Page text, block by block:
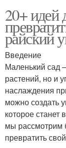
20+ идей
райский
Введение
Маленький сад
растений, но и
наслаждения
можно создать
которое
мы рассмотрим
превратить